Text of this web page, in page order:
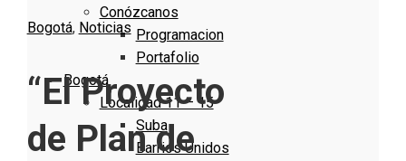
Conózcanos
Programacion
Portafolio
Bogotá
Localidad 11 – 15
Suba
Barrios Unidos
Bogotá, Noticias
“El Proyecto
de Plan de